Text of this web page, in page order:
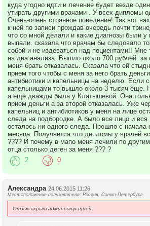
куда угодно идти и лечение будет везде
утирать другими врачами . У всех дипломы
Очень-очень странное поведение! Так вот
к ней по записи прождав очередь почти
что со мной делали и какие диагнозы были у
выпали. сказала что врачам бы следовало
собой и не издеваться над поциентами!! Мне
на два анализа. Вышло около 700 рублей. за
меня брать отказалась. Сказала что ей
прием того чтобы с меня за него брать
антибиотики и капельницы на неделю. Если
капельницами то вышло около 3 тысяч еще.
я еще дважды была у Клятышевой. Она
прием деньги а за второй отказалась. Уже
капельниц и антибиотиков у меня на лице
следа на подбородке. А было все лицо и
осталось ни одного следа. Прошло с начала
месяца. Получается что дипломы у врачей
???? И почему в мапо меня лечили по
отца столько деген за меня ??? ?
2 0
Александра 24.06.2015 11:26
Местоположение пользователя: Россия, Санкт-Петербург
Отзыв скрыт администрацией.